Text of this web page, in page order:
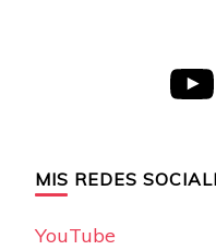
YouTube
MIS REDES
YouTube